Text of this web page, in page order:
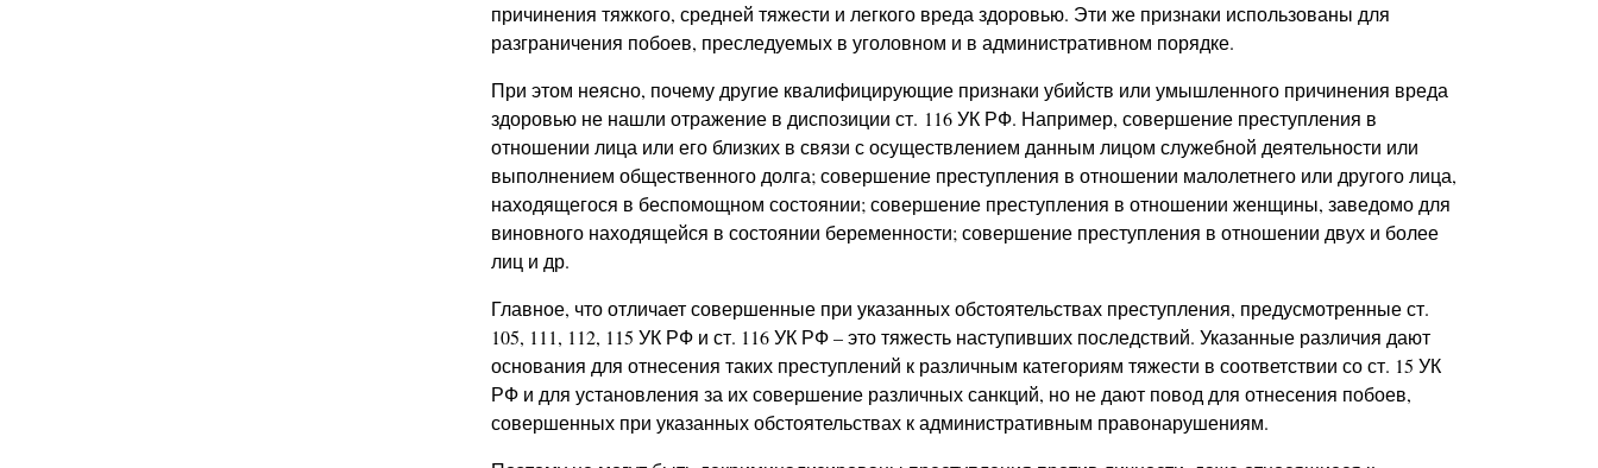
причинения тяжкого, средней тяжести и легкого вреда здоровью. Эти же признаки использованы для
разграничения побоев, преследуемых в уголовном и в административном порядке.
При этом неясно, почему другие квалифицирующие признаки убийств или умышленного причинения вреда
здоровью не нашли отражение в диспозиции ст. 116 УК РФ. Например, совершение преступления в
отношении лица или его близких в связи с осуществлением данным лицом служебной деятельности или
выполнением общественного долга; совершение преступления в отношении малолетнего или другого лица,
находящегося в беспомощном состоянии; совершение преступления в отношении женщины, заведомо для
виновного находящейся в состоянии беременности; совершение преступления в отношении двух и более
лиц и др.
Главное, что отличает совершенные при указанных обстоятельствах преступления, предусмотренные ст.
105, 111, 112, 115 УК РФ и ст. 116 УК РФ – это тяжесть наступивших последствий. Указанные различия дают
основания для отнесения таких преступлений к различным категориям тяжести в соответствии со ст. 15 УК
РФ и для установления за их совершение различных санкций, но не дают повод для отнесения побоев,
совершенных при указанных обстоятельствах к административным правонарушениям.